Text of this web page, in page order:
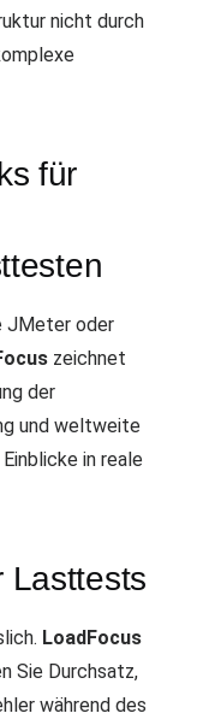
nicht durch
für
JMeter oder
zeichnet
der
und weltweite
in reale
Lasttests
LoadFocus
Sie Durchsatz,
während des